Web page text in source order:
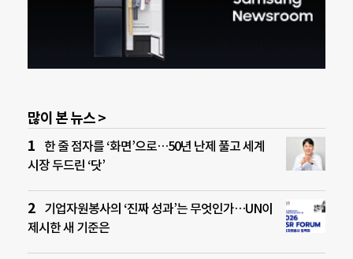
많이 본 뉴스 >
한 줄 점자를 ‘화면’으로…50년 난제 풀고 세계
시장 두드린 ‘닷’
기업자원봉사의 ‘진짜 성과’는 무엇인가…UN이
제시한 새 기준은